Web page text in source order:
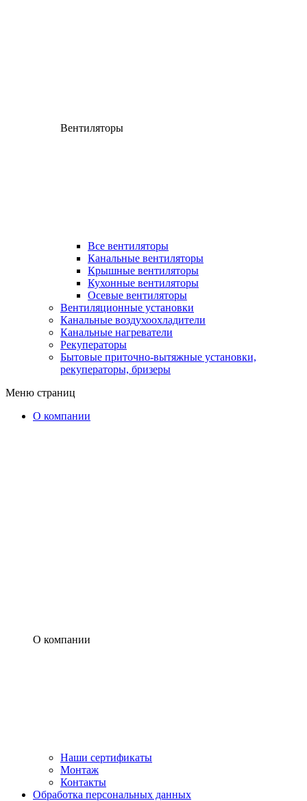
Вентиляторы
Все вентиляторы
Канальные вентиляторы
Крышные вентиляторы
Кухонные вентиляторы
Осевые вентиляторы
Вентиляционные установки
Канальные воздухоохладители
Канальные нагреватели
Рекуператоры
Бытовые приточно-вытяжные установки,
рекуператоры, бризеры
Меню страниц
О компании
О компании
Наши сертификаты
Монтаж
Контакты
Обработка персональных данных